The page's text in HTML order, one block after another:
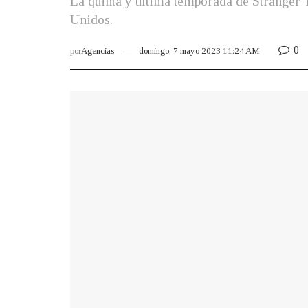
Unidos.
porAgencias domingo, 7 mayo 2023 11:24 AM 0